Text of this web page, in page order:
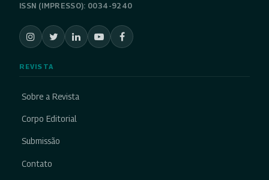
ISSN (IMPRESSO): 0034-9240
REVISTA
Sobre a Revista
Corpo Editorial
Submissão
Contato